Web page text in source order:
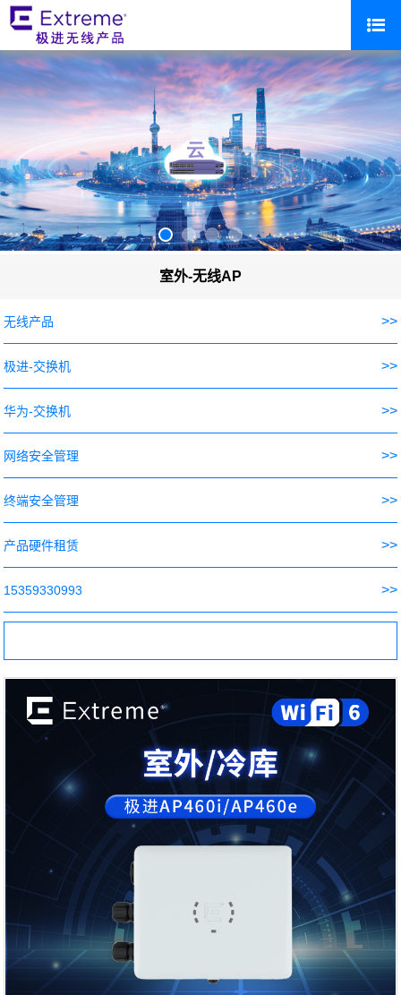
室外-无线AP
无线产品 >>
极进-交换机 >>
华为-交换机 >>
网络安全管理 >>
终端安全管理 >>
产品硬件租赁 >>
15359330993 >>